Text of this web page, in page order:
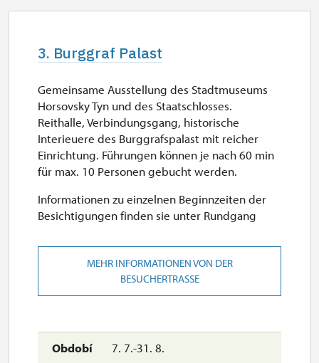
3. Burggraf Palast
7. 7.-31. 8.
Gemeinsame Ausstellung des Stadtmuseums
Horsovsky Tyn und des Staatschlosses.
Reithalle, Verbindungsgang, historische
Interieuere des Burggrafspalast mit reicher
Einrichtung. Führungen können je nach 60 min
für max. 10 Personen gebucht werden.
Informationen zu einzelnen Beginnzeiten der
Besichtigungen finden sie unter Rundgang
MEHR INFORMATIONEN VON DER
BESUCHERTRASSE